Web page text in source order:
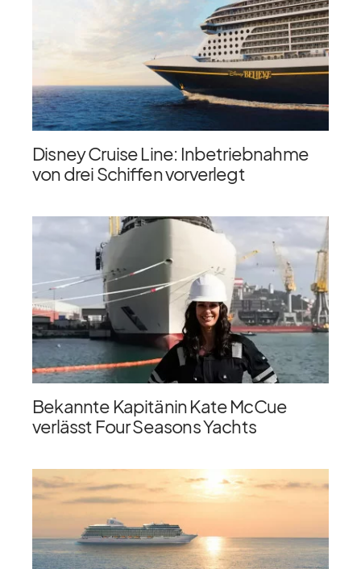
Disney Cruise Line: Inbetriebnahme
von drei Schiffen vorverlegt
Bekannte Kapitänin Kate McCue
verlässt Four Seasons Yachts